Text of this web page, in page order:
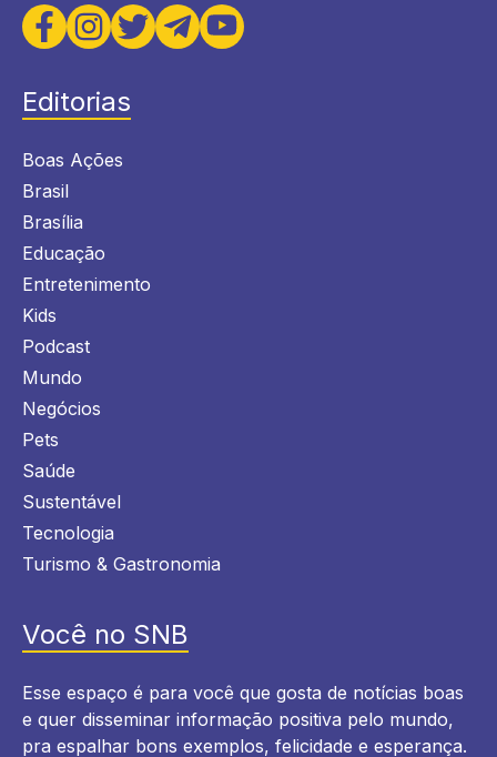
Editorias
Boas Ações
Brasil
Brasília
Educação
Entretenimento
Kids
Podcast
Mundo
Negócios
Pets
Saúde
Sustentável
Tecnologia
Turismo & Gastronomia
Você no SNB
Esse espaço é para você que gosta de notícias boas
e quer disseminar informação positiva pelo mundo,
pra espalhar bons exemplos, felicidade e esperança.